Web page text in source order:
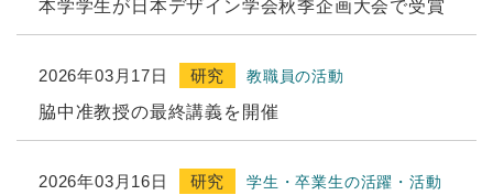
本学学生が日本デザイン学会秋季企画大会で受賞
2026年03月17日 研究 教職員の活動
脇中准教授の最終講義を開催
2026年03月16日 研究 学生・卒業生の活躍・活動